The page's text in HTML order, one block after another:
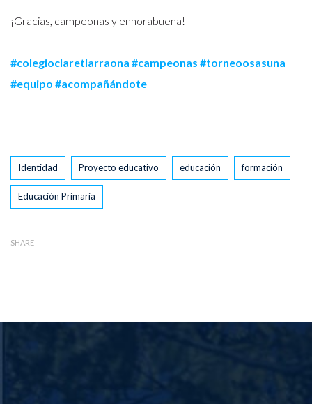
¡Gracias, campeonas y enhorabuena!
#colegioclaretlarraona #campeonas #torneoosasuna
#equipo #acompañándote
Tags
Identidad Proyecto educativo educación formación
Educación Primaria
SHARE